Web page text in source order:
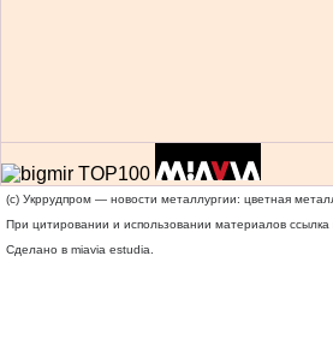
(c) Укррудпром — новости металлургии: цветная
При цитировании и использовании материалов ссылка
Сделано в miavia estudia.